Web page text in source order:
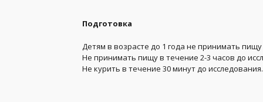
Подготовка
Детям в возрасте до 1 года не принимать
Не принимать пищу в течение 2-3 часов до
Не курить в течение 30 минут до исследования.